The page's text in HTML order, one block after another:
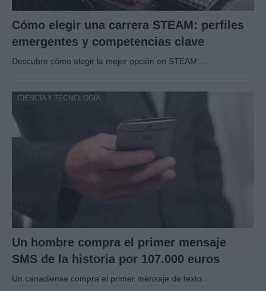
Cómo elegir una carrera STEAM: perfiles
emergentes y competencias clave
Descubre cómo elegir la mejor opción en STEAM:…
CIENCIA Y TECNOLOGÍA
Un hombre compra el primer mensaje
SMS de la historia por 107.000 euros
Un canadiense compra el primer mensaje de texto…